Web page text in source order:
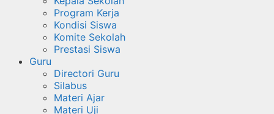
Program Kerja
Kondisi Siswa
Komite Sekolah
Prestasi Siswa
Guru
Directori Guru
Silabus
Materi Ajar
Materi Uji